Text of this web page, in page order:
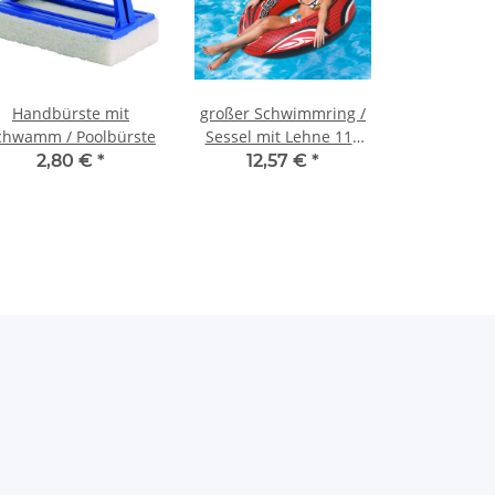
Handbürste mit
/ Poolbürste
2,80 € *
großer Schwimmring /
Sessel mit Lehne 119
cm
12,57 € *